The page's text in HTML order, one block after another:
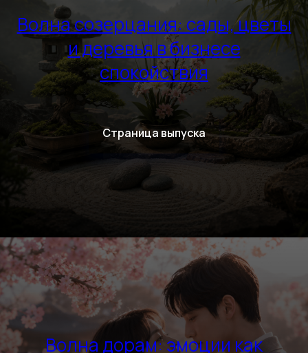
Волна созерцания: сады, цветы
и деревья в бизнесе
спокойствия
Страница выпуска
Волна дорам: эмоции как